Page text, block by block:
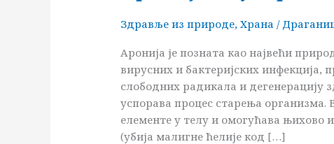
Здравље из природе,Храна /
Аронија је позната као највећи
вирусних и бактеријских инфекција,
слободних радикала и дегенерацију
успорава процес старења организма.
елементе у телу и омогућава њихово
(убија малигне ћелије код […]